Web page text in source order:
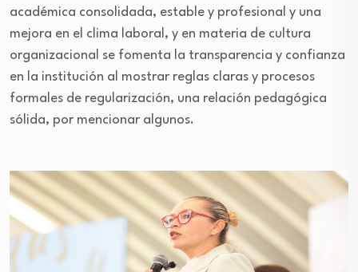
académica consolidada, estable y profesional y una
mejora en el clima laboral, y en materia de cultura
organizacional se fomenta la transparencia y confianza
en la institución al mostrar reglas claras y procesos
formales de regularización, una relación pedagógica
sólida, por mencionar algunos.